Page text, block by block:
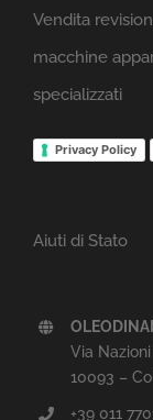
Vendita
macchine
specializzati
Privacy Policy
Aiuti di Stato
Via
10093 –
+39 011